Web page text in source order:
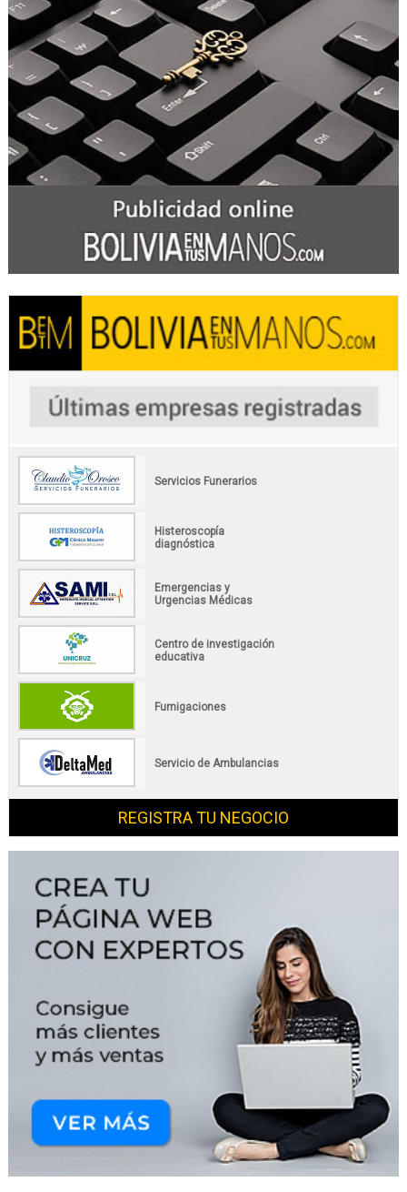
Servicios Funerarios
Histeroscopía
diagnóstica
Emergencias y
Urgencias Médicas
Centro de investigación
educativa
Fumigaciones
Servicio de Ambulancias
REGISTRA TU NEGOCIO